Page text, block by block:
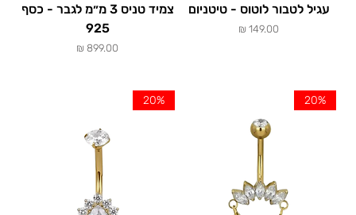
עגיל לטבור לוטוס - טיטניום
מחיר
צמיד טניס 3 מ״מ לגבר - כסף
925
מחיר
20%
20%